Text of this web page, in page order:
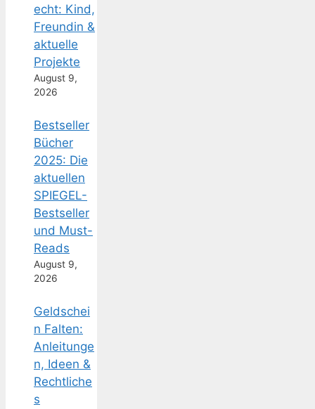
echt: Kind,
Freundin &
aktuelle
Projekte
August 9,
2026
Bestseller
Bücher
2025: Die
aktuellen
SPIEGEL-
Bestseller
und Must-
Reads
August 9,
2026
Geldschei
n Falten:
Anleitunge
n, Ideen &
Rechtliche
s